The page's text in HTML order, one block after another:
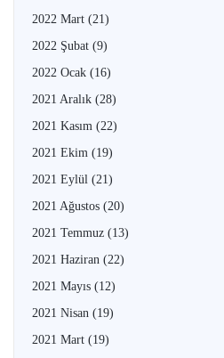
2022 Mart (21)
2022 Şubat (9)
2022 Ocak (16)
2021 Aralık (28)
2021 Kasım (22)
2021 Ekim (19)
2021 Eylül (21)
2021 Ağustos (20)
2021 Temmuz (13)
2021 Haziran (22)
2021 Mayıs (12)
2021 Nisan (19)
2021 Mart (19)